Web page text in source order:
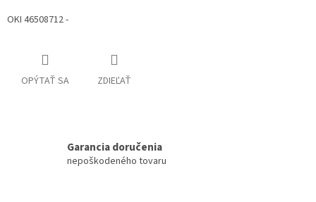
OKI 46508712 -
OPÝTAŤ SA ZDIEĽAŤ
Garancia doručenia
nepoškodeného tovaru